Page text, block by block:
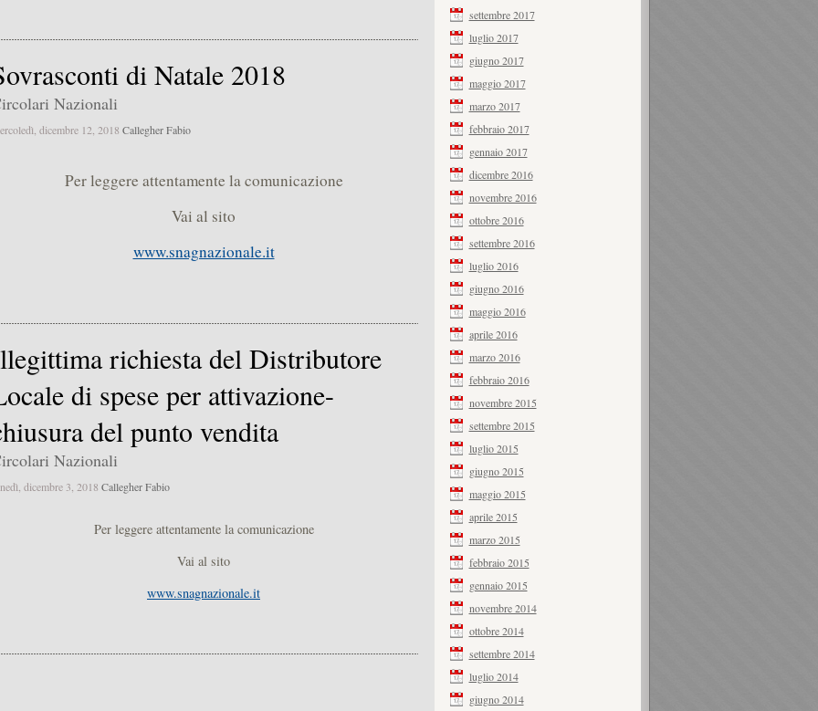
settembre 2017
luglio 2017
giugno 2017
maggio 2017
marzo 2017
febbraio 2017
gennaio 2017
dicembre 2016
novembre 2016
ottobre 2016
settembre 2016
luglio 2016
giugno 2016
maggio 2016
aprile 2016
marzo 2016
febbraio 2016
novembre 2015
settembre 2015
luglio 2015
giugno 2015
maggio 2015
aprile 2015
marzo 2015
febbraio 2015
gennaio 2015
novembre 2014
ottobre 2014
settembre 2014
luglio 2014
giugno 2014
di Natale 2018
Nazionali
dicembre 12, 2018 Callegher Fabio
Per leggere attentamente la comunicazione
Vai al sito
www.snagnazionale.it
richiesta del Distributore
di spese per attivazione-
del punto vendita
Nazionali
dicembre 3, 2018 Callegher Fabio
Per leggere attentamente la comunicazione
Vai al sito
www.snagnazionale.it